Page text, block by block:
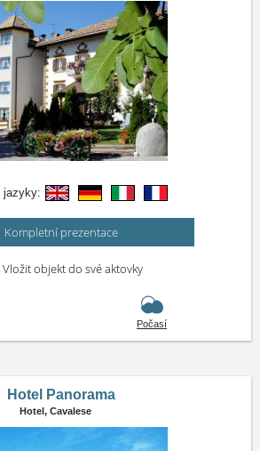
jazyky:
Kompletní prezentace
Vložit objekt do své aktovky
Počasí
Hotel Panorama
Hotel, Cavalese